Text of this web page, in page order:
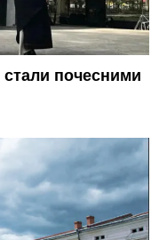
почесними